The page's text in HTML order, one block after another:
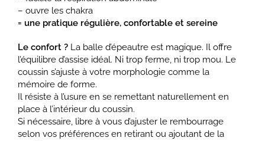
– ouvre les chakra
= une pratique régulière, confortable et sereine
Le confort ? La balle d’épeautre est magique. Il offre
l’équilibre d’assise idéal. Ni trop ferme, ni trop mou. Le
coussin s’ajuste à votre morphologie comme la
mémoire de forme.
Il résiste à l’usure en se remettant naturellement en
place à l’intérieur du coussin.
Si nécessaire, libre à vous d’ajuster le rembourrage
selon vos préférences en retirant ou ajoutant de la